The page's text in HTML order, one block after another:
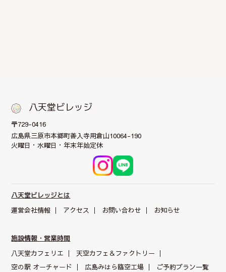
八天堂ビレッジ
〒729-0416
広島県三原市本郷町善入寺用倉山10064-190
火曜日・水曜日・年末年始定休
八天堂ビレッジとは
運営会社情報
アクセス お問い合わせ お知らせ
施設情報・営業時間
八天堂カフェリエ
天空カフェ＆ファクトリー
空の駅 オーチャード
広島みはら臨空工場 ご予約プラン一覧